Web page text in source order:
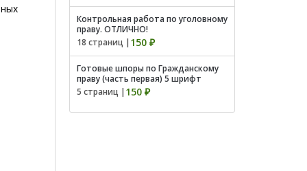
Контрольная работа по уголовному
праву. ОТЛИЧНО!
18 страниц | 150 ₽
Готовые шпоры по Гражданскому
праву (часть первая) 5 шрифт
5 страниц | 150 ₽